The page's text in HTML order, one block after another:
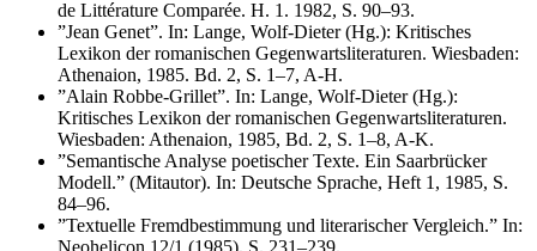
de Littérature Comparée. H. 1. 1982, S. 90–93.
”Jean Genet”. In: Lange, Wolf-Dieter (Hg.): Kritisches
Lexikon der romanischen Gegenwartsliteraturen. Wiesbaden:
Athenaion, 1985. Bd. 2, S. 1–7, A-H.
”Alain Robbe-Grillet”. In: Lange, Wolf-Dieter (Hg.):
Kritisches Lexikon der romanischen Gegenwartsliteraturen.
Wiesbaden: Athenaion, 1985, Bd. 2, S. 1–8, A-K.
”Semantische Analyse poetischer Texte. Ein Saarbrücker
Modell.” (Mitautor). In: Deutsche Sprache, Heft 1, 1985, S.
84–96.
”Textuelle Fremdbestimmung und literarischer Vergleich.” In: